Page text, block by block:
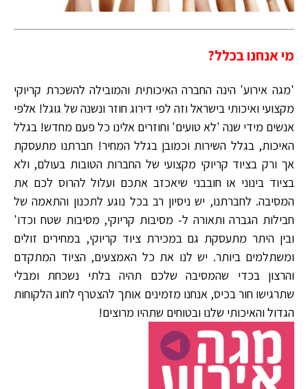
מי אנחנו בכלל?
'מגה אירוע' הינה החברה האיכותית והמובילה להשכרת קריוקי
מקצועי ואיכותי בישראל וזה לפי דירוג חוזר ונשנה של גוגל! אלפי
אנשים מידי שנה 'לא טועים' וחוזרים אלינו כל פעם מחדש! בגלל
האיכות, בגלל השירות וכמובן בגלל המחיר! חברתנו מתעסקת
אך ורק בציוד קריוקי מקצועי של החברות הטובות בעולם, ולא
בציוד בינוני או חובבני שיאכזב אתכם ועלול להרוס לכם את
המסיבה. לחברתנו, יש ניסיון רב בכל נוגע לתכנון והתאמה של
חבילות הגברה ותאורה ל- מסיבות קריוקי, מסיבות שטח וכדו'
ובין היתר מתעסקת גם במכירת ציוד קריוקי, במחירים זולים
ומשתלמים ביותר. יש לנו את כל האמצעים, הציוד המתקדם
והרצון בכדי שהמסיבה שלכם תהיה בלתי נשכחת ומבלי
שתרגישו חור בכיס, אנחנו מזמינים אותך להצטרף לחוג הלקוחות
הגדול והאיכותי שלנו ובטוחים שתהיו מרוצים!